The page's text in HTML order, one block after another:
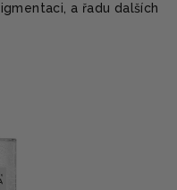
a řadu dalších